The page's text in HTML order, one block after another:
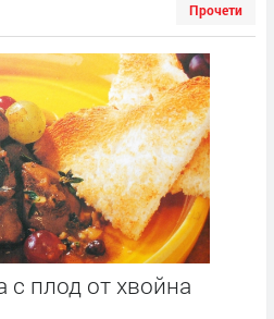
Прочети
плод от хвойна